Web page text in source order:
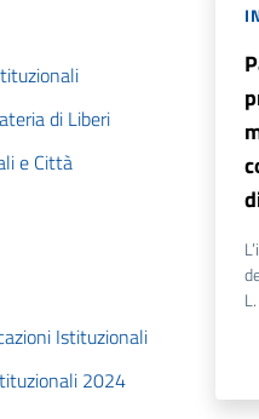
di Liberi
e Città
Istituzionali
2024